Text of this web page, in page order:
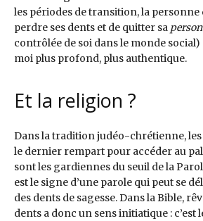
les périodes de transition, la personne
perdre ses dents et de quitter sa
contrôlée de soi dans le monde
moi plus profond, plus authentique.
Et la religion ?
Dans la tradition judéo-chrétienne,
le dernier rempart pour accéder au
sont les gardiennes du seuil de la
est le signe d’une parole qui peut se
des dents de sagesse. Dans la Bible,
dents a donc un sens initiatique : c’est